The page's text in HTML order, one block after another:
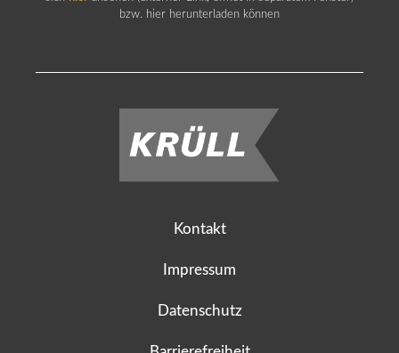
bzw. hier herunterladen können
Kontakt
Impressum
Datenschutz